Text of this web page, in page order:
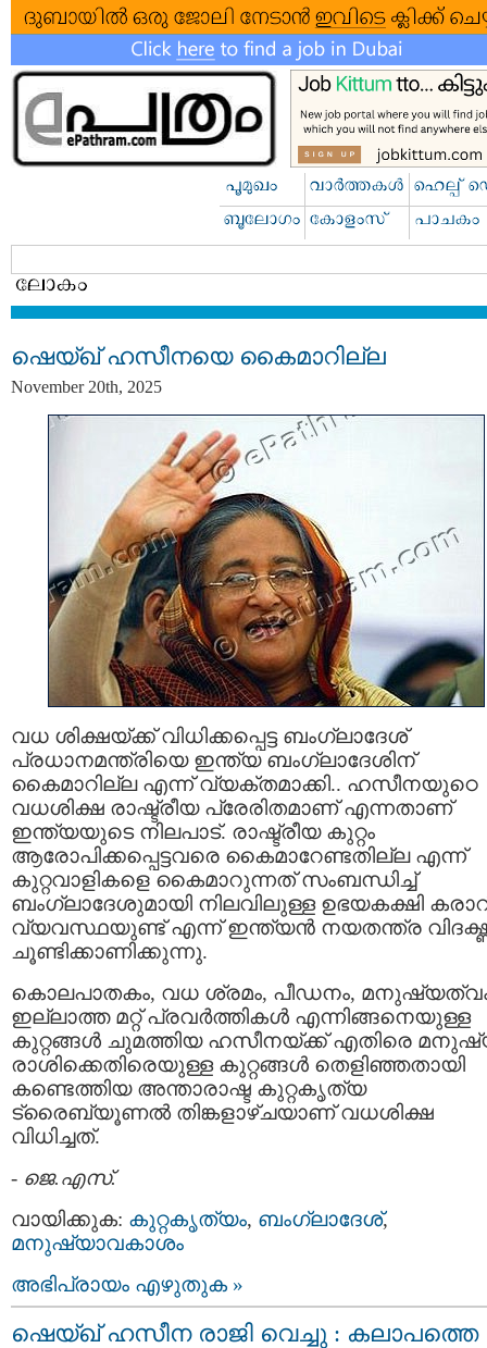
ഷെയ്ഖ് ഹസീനയെ കൈമാറില്ല
November 20th, 2025
വധ ശിക്ഷയ്ക്ക് വിധിക്കപ്പെട്ട ബംഗ്ലാദേശ്
പ്രധാനമന്ത്രിയെ ഇന്ത്യ ബംഗ്ലാദേശിന്
കൈമാറില്ല എന്ന് വ്യക്തമാക്കി.. ഹസീനയുഠെ
വധശിക്ഷ രാഷ്ട്രീയ പ്രേരിതമാണ് എന്നതാണ്
ഇന്ത്യയുടെ നിലപാട്. രാഷ്ട്രീയ കുറ്റം
ആരോപിക്കപ്പെട്ടവരെ കൈമാറേണ്ടതില്ല എന്ന്
കുറ്റവാളികളെ കൈമാറുന്നത് സംബന്ധിച്ച്
ബംഗ്ലാദേശുമായി നിലവിലുള്ള ഉഭയകക്ഷി
വ്യവസ്ഥയുണ്ട് എന്ന് ഇന്ത്യൻ നയതന്ത്ര
ചൂണ്ടിക്കാണിക്കുന്നു.
കൊലപാതകം, വധ ശ്രമം, പീഡനം,
ഇല്ലാത്ത മറ്റ് പ്രവർത്തികൾ എന്നിങ്ങനെയുള്ള
കുറ്റങ്ങൾ ചുമത്തിയ ഹസീനയ്ക്ക് എതിരെ
രാശിക്കെതിരെയുള്ള കുറ്റങ്ങൾ തെളിഞ്ഞതായി
കണ്ടെത്തിയ അന്താരാഷ്ട കുറ്റകൃത്യ
ട്രൈബ്യൂണൽ തിങ്കളാഴ്ചയാണ് വധശിക്ഷ
വിധിച്ചത്.
- ജെ.എസ്.
വായിക്കുക: കുറ്റകൃത്യം, ബംഗ്ലാദേശ്,
മനുഷ്യാവകാശം
അഭിപ്രായം എഴുതുക »
ഷെയ്ഖ്‌ ഹസീന രാജി വെച്ചു : കലാപത്തെ